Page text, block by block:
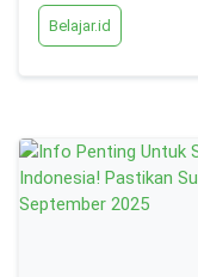
Belajar.id